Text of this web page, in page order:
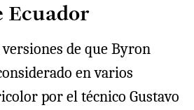
Ecuador
de que Byron
en varios
por el técnico Gustavo